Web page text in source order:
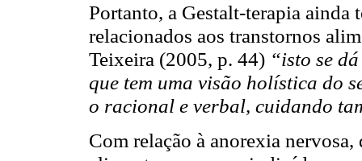
Portanto, a Gestalt-terapia
relacionados aos transtornos
Teixeira (2005, p. 44) “isto se
que tem uma visão holística do
o racional e verbal, cuidando
Com relação à anorexia nervosa,